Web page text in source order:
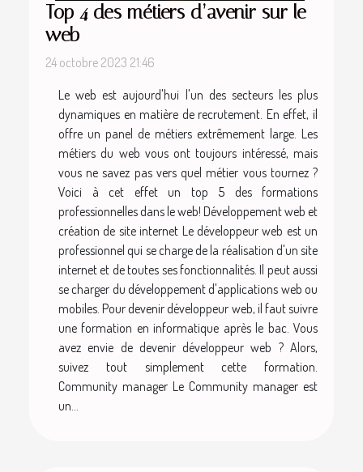
Top 4 des métiers d’avenir sur le
web
24 octobre 2023 21:46
Le web est aujourd'hui l'un des secteurs les plus
dynamiques en matière de recrutement. En effet, il
offre un panel de métiers extrêmement large. Les
métiers du web vous ont toujours intéressé, mais
vous ne savez pas vers quel métier vous tournez ?
Voici à cet effet un top 5 des formations
professionnelles dans le web! Développement web et
création de site internet Le développeur web est un
professionnel qui se charge de la réalisation d'un site
internet et de toutes ses fonctionnalités. Il peut aussi
se charger du développement d'applications web ou
mobiles. Pour devenir développeur web, il faut suivre
une formation en informatique après le bac. Vous
avez envie de devenir développeur web ? Alors,
suivez tout simplement cette formation.
Community manager Le Community manager est
un...